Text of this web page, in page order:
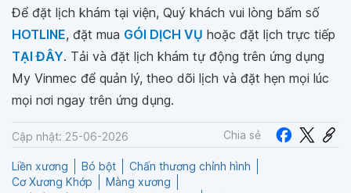
Để đặt lịch khám tại viện, Quý khách vui lòng bấm số
HOTLINE, đặt mua GÓI DỊCH VỤ hoặc đặt lịch trực tiếp
TẠI ĐÂY. Tải và đặt lịch khám tự động trên ứng dụng
My Vinmec để quản lý, theo dõi lịch và đặt hẹn mọi lúc
mọi nơi ngay trên ứng dụng.
Cập nhật: 25-06-2026 Chia sẻ
Liền xương Bó bột
Chấn thương chỉnh hình
Cơ Xương Khớp
Màng xương